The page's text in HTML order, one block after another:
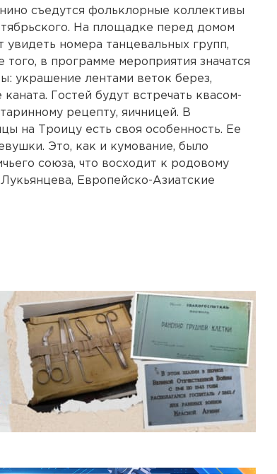
съедутся фольклорные коллективы
На площадке перед домом
увидеть номера танцевальных групп,
в программе мероприятия значатся
украшение лентами веток берез,
Гостей будут встречать квасом-
рецепту, яичницей. В
на Троицу есть своя особенность. Ее
Это, как и кумование, было
союза, что восходит к родовому
Европейско-Азиатские